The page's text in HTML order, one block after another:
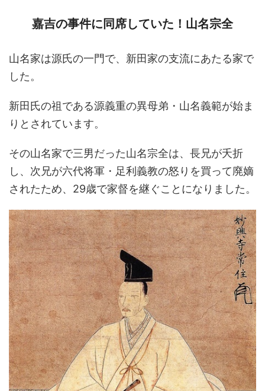
嘉吉の事件に同席していた！山名宗全
山名家は源氏の一門で、新田家の支流にあたる家で
した。
新田氏の祖である源義重の異母弟・山名義範が始ま
りとされています。
その山名家で三男だった山名宗全は、長兄が夭折
し、次兄が六代将軍・足利義教の怒りを買って廃嫡
されたため、29歳で家督を継ぐことになりました。